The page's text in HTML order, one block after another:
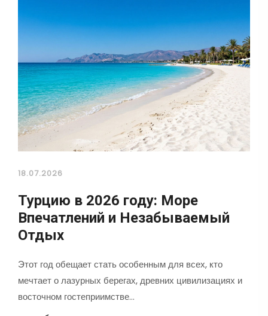
18.07.2026
Турцию в 2026 году: Море
Впечатлений и Незабываемый
Отдых
Этот год обещает стать особенным для всех, кто
мечтает о лазурных берегах, древних цивилизациях и
восточном гостеприимстве…